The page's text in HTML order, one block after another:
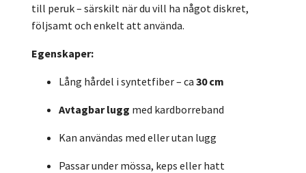
till peruk – särskilt när du vill ha något diskret,
följsamt och enkelt att använda.
Egenskaper:
Lång hårdel i syntetfiber – ca 30 cm
Avtagbar lugg med kardborreband
Kan användas med eller utan lugg
Passar under mössa, keps eller hatt